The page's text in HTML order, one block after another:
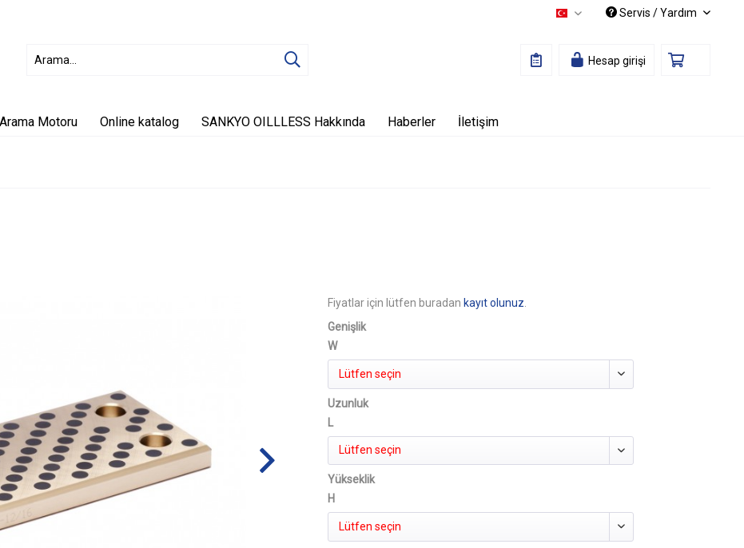
Türkçe Servis / Yardım
Hesap girişi
Motoru Online katalog SANKYO OILLLESS Hakkında Haberler İletişim
Fiyatlar için lütfen buradan kayıt olunuz
Genişlik
W
Lütfen seçin
Uzunluk
L
Lütfen seçin
Yükseklik
H
Lütfen seçin